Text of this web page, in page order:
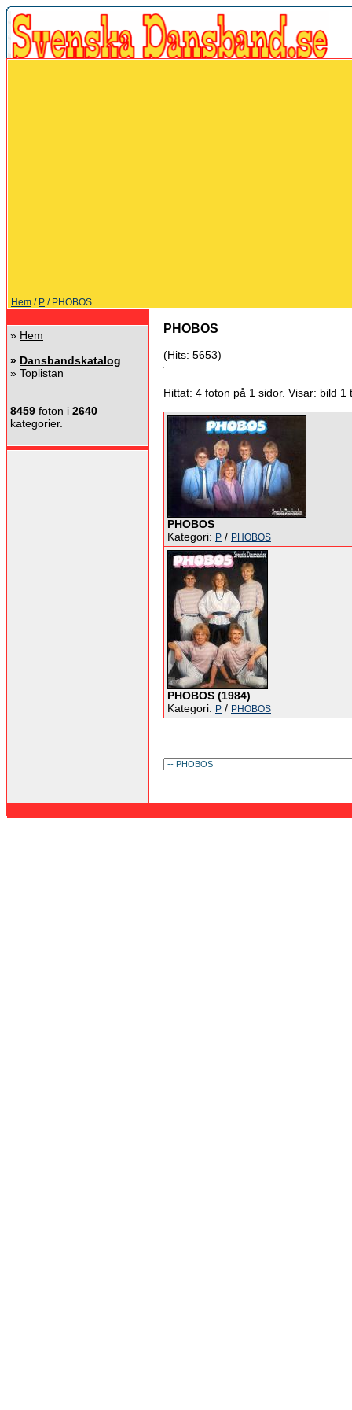
Hem / P / PHOBOS
» Hem
» Dansbandskatalog
» Toplistan
8459 foton i 2640
kategorier.
PHOBOS
(Hits: 5653)
Hittat: 4 foton på 1 sidor. Visar: bild 1
PHOBOS
Kategori: P / PHOBOS
PHOBOS (1984)
Kategori: P / PHOBOS